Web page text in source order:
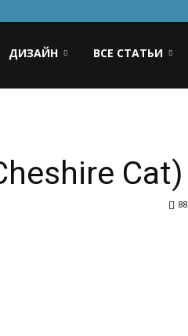
ДИЗАЙН ВСЕ СТАТЬИ
Cat)
88